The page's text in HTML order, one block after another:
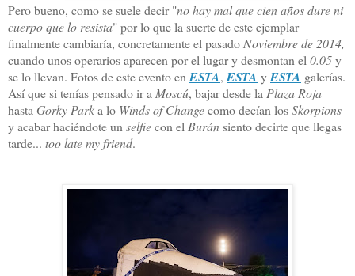
Pero bueno, como se suele decir "no hay mal que cien años dure ni
cuerpo que lo resista" por lo que la suerte de este ejemplar
finalmente cambiaría, concretamente el pasado Noviembre de 2014,
cuando unos operarios aparecen por el lugar y desmontan el 0.05y
se lo llevan. Fotos de este evento en ESTA, ESTA yESTA galerías.
Así que si tenías pensado ir a Moscú, bajar desde la Plaza Roja
hasta Gorky Parka lo Winds of Changecomo decían losSkorpions
y acabar haciéndote un selfiecon el Buránsiento decirte que llegas
tarde... too late my friend.